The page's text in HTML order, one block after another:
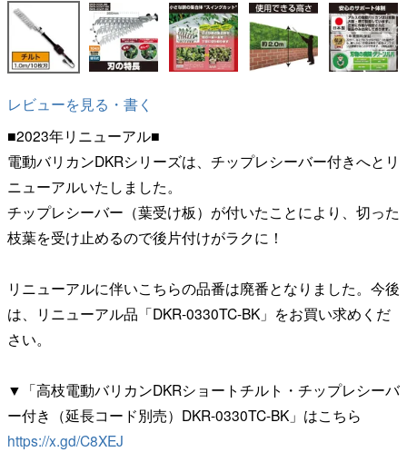
レビューを見る・書く
■2023年リニューアル■
電動バリカンDKRシリーズは、チップレシーバー付きへとリ
ニューアルいたしました。
チップレシーバー（葉受け板）が付いたことにより、切った
枝葉を受け止めるので後片付けがラクに！
リニューアルに伴いこちらの品番は廃番となりました。今後
は、リニューアル品「DKR-0330TC-BK」をお買い求めくだ
さい。
▼「高枝電動バリカンDKRショートチルト・チップレシーバ
ー付き（延長コード別売）DKR-0330TC-BK」はこちら
https://x.gd/C8XEJ